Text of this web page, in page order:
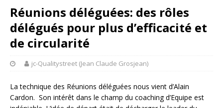
Réunions déléguées: des rôles
délégués pour plus d’efficacité et
de circularité
jc-Qualitystreet (Jean Claude Grosjean)
La technique des Réunions déléguées nous vient d’Alain
Cardon. Son intérêt dans le champ du coaching d’Equipe est